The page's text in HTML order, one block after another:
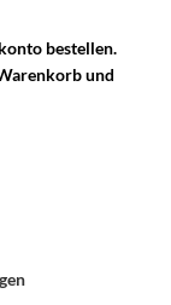
bestellen.
und